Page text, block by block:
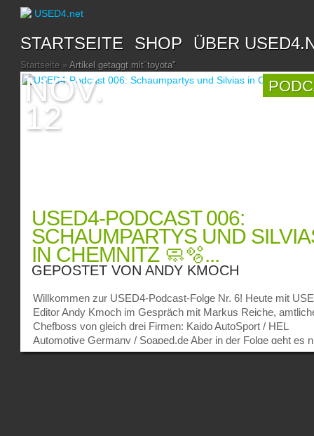
STARTSEITE SHOP ÜBER
Startseite » Artikel getaggt mit"toyota"
NOV.
12
USED4-PODCAST 006:
SCHAUMPARTYS UND
IN CHEMNITZ 🧼🫧...
GEPOSTET VONANDY KMOCH
Willkommen zur USED4-Podcast-Folge Nr. 6! Heute mit
Editor Andy Kmoch im Gespräch mit Markus Reiche,
Chefboss von gleich drei Firmen: Kaido AutoSport / HEL
Automotive Germany / Soaped.de Aber in der Folge geht es
nur ums Business, auch Opels, Hondas, Toyotas und Nissan